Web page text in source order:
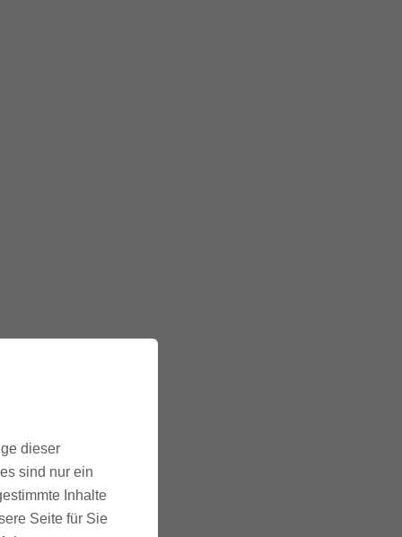
dieser
sind nur ein
Inhalte
Seite für Sie